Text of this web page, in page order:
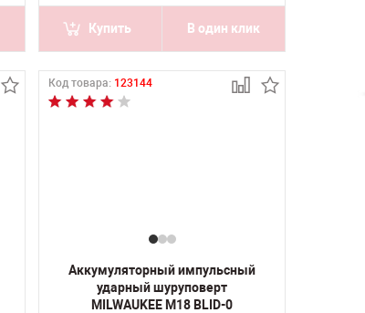
Купить В один клик
Код товара: 123144
Аккумуляторный импульсный
ударный шуруповерт
MILWAUKEE M18 BLID-0